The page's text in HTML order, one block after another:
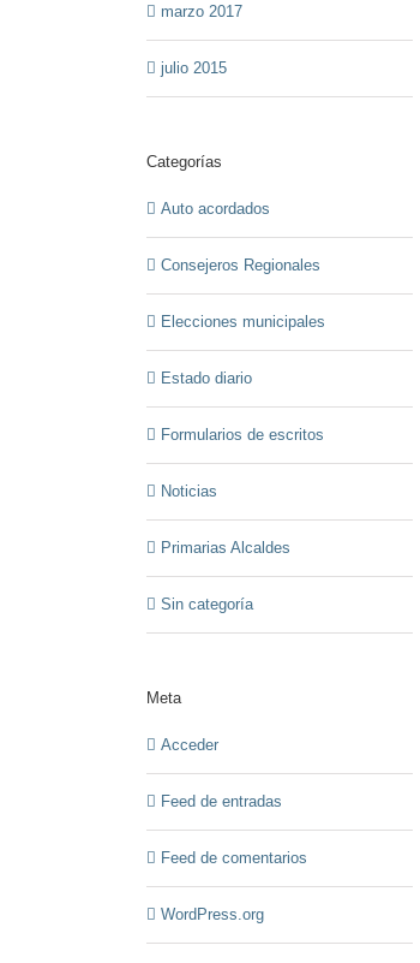
marzo 2017
julio 2015
Categorías
Auto acordados
Consejeros Regionales
Elecciones municipales
Estado diario
Formularios de escritos
Noticias
Primarias Alcaldes
Sin categoría
Meta
Acceder
Feed de entradas
Feed de comentarios
WordPress.org